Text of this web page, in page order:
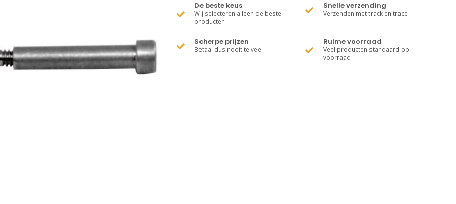
De beste keus
Wij selecteren alleen de beste
producten
Snelle verzending
Verzenden met track en trace
Scherpe prijzen
Betaal dus nooit te veel
Ruime voorraad
Veel producten standaard op
voorraad